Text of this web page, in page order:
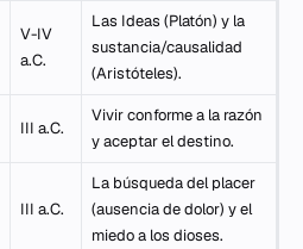
V-IV
a.C.
Las Ideas (Platón) y la
sustancia/causalidad
(Aristóteles).
III a.C.
Vivir conforme a la razón
y aceptar el destino.
III a.C.
La búsqueda del placer
(ausencia de dolor) y el
miedo a los dioses.